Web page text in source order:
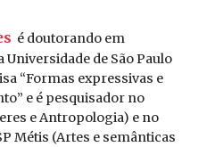
é doutorando em
de São Paulo
“Formas expressivas e
e é pesquisador no
e Antropologia) e no
Métis (Artes e semânticas